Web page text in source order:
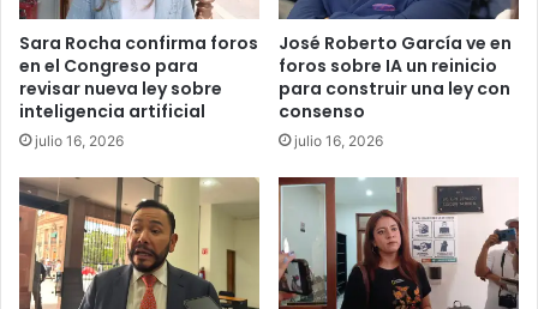
Sara Rocha confirma foros
en el Congreso para
revisar nueva ley sobre
inteligencia artificial
julio 16, 2026
José Roberto García ve en
foros sobre IA un reinicio
para construir una ley con
consenso
julio 16, 2026